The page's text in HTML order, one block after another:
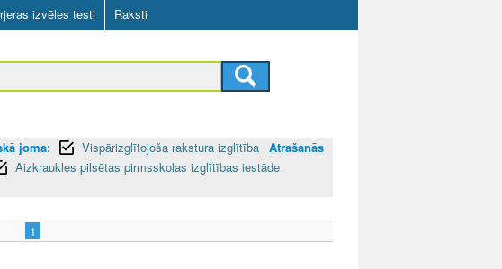
izvēles testi Raksti
joma: Vispārizglītojoša rakstura izglītība Atrašanās
Aizkraukles pilsētas pirmsskolas izglītības iestāde
1